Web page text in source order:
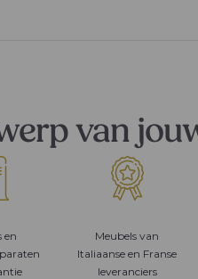
van
en
Meubels van
Italiaanse en Franse
leveranciers